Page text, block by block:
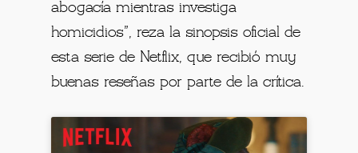
abogacía mientras investiga
homicidios”, reza la sinopsis oficial de
esta serie de Netflix, que recibió muy
buenas reseñas por parte de la crítica.